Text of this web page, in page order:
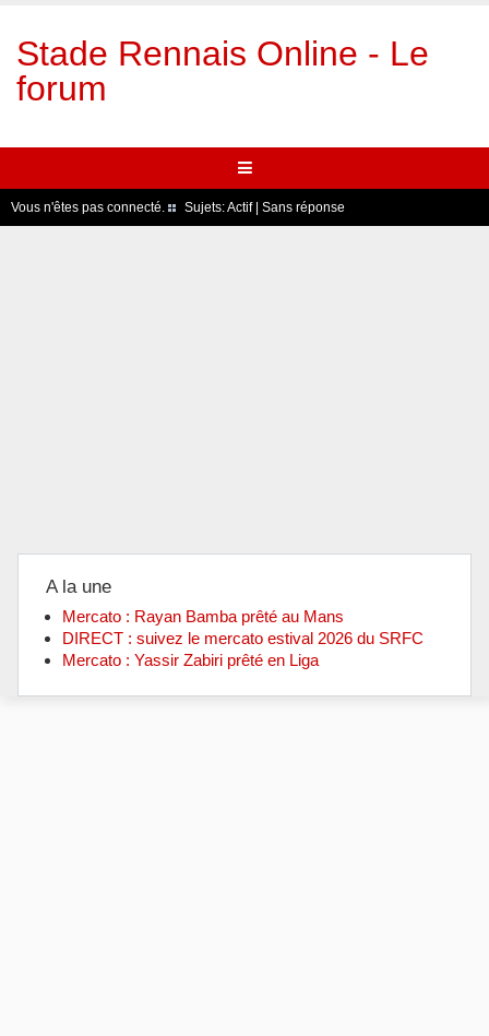
Stade Rennais Online - Le
forum
Vous n'êtes pas connecté. Sujets:Actif| Sans réponse
A la une
Mercato : Rayan Bamba prêté au Mans
DIRECT : suivez le mercato estival 2026 du SRFC
Mercato : Yassir Zabiri prêté en Liga